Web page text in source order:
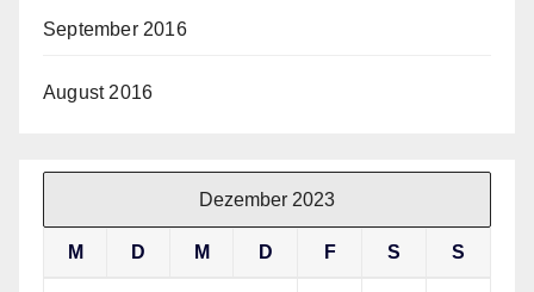
September 2016
August 2016
Dezember 2023
M D M D F S S